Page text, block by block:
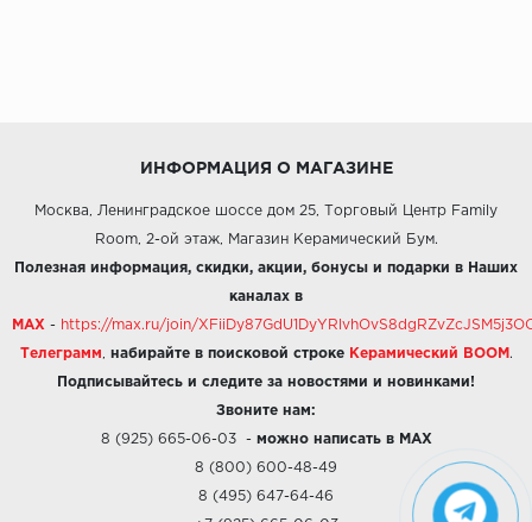
ИНФОРМАЦИЯ О МАГАЗИНЕ
Москва, Ленинградское шоссе дом 25, Торговый Центр Family
Room, 2-ой этаж, Магазин Керамический Бум.
Полезная информация, скидки, акции, бонусы и подарки в Наших
каналах в
MAX - https://max.ru/join/
Телеграмм набирайте в поисковой строке Керамический BOOM .
Подписывайтесь и следите за новостями и новинками!
Звоните нам:
8 (925) 665-06-03- можно написать в MAX
8 (800) 600-48-49
8 (495) 647-64-46